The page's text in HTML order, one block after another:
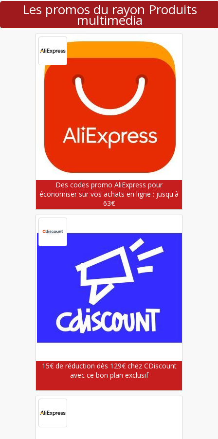
Les promos du rayon Produits
multimedia
Des codes promo AliExpress pour
économiser sur vos achats en ligne : jusqu'à
63€
15€ de réduction dès 129€ chez CDiscount
avec ce bon plan exclusif